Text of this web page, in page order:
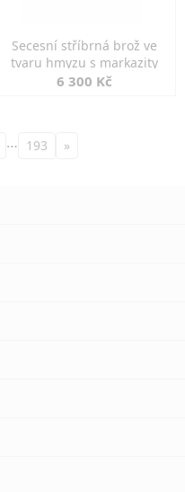
Secesní stříbrná brož ve
tvaru hmyzu s markazity
6 300 Kč
… 193 »